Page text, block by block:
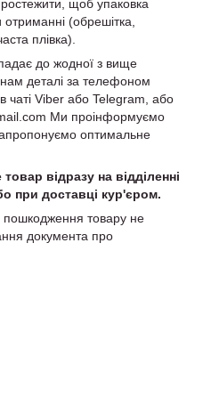
щоб упаковка
отриманні (обрешітка,
плівка).
до жодної з вище
деталі за телефоном
чаті Viber або Telegram, або
Ми проінформуємо
оптимальне
відразу на відділенні
при доставці кур'єром.
пошкодження товару не
документа про